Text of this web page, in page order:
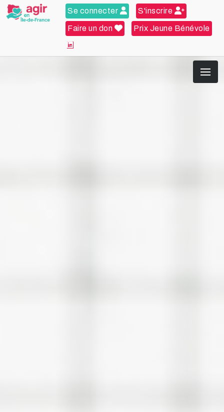
Se connecter S'inscrire
Faire un don Prix Jeune Bénévole